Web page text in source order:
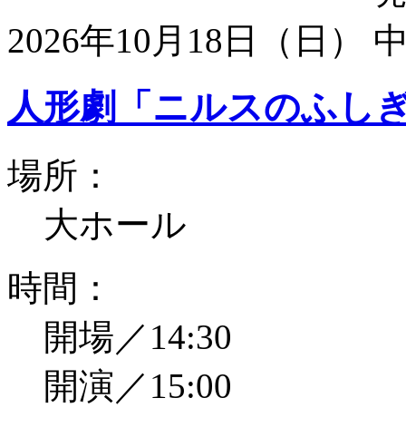
2026年10月18日（日）
人形劇「ニルスのふし
場所：
大ホール
時間：
開場／14:30
開演／15:00